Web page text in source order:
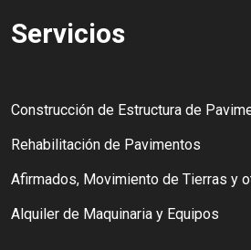
Servicios
Construcción de Estructura de
Rehabilitación de Pavimentos
Afirmados, Movimiento de Tierras y
Alquiler de Maquinaria y Equipos